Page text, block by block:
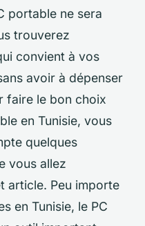
portable ne sera
trouverez
convient à vos
avoir à dépenser
faire le bon choix
en Tunisie, vous
quelques
vous allez
article. Peu importe
en Tunisie, le PC